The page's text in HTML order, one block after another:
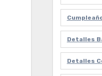
Detalles
Detalles